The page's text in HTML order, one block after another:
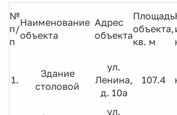
№
п/
п
Наименование
объекта
Адрес
объекта
Площадь
объекта,
кв. м
1.
Здание
столовой
ул.
Ленина,
д. 10а
107.4
ул.